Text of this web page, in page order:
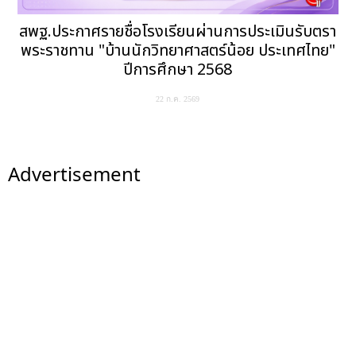
สพฐ.ประกาศรายชื่อโรงเรียนผ่านการประเมินรับตรา
พระราชทาน "บ้านนักวิทยาศาสตร์น้อย ประเทศไทย"
ปีการศึกษา 2568
22 ก.ค. 2569
Advertisement